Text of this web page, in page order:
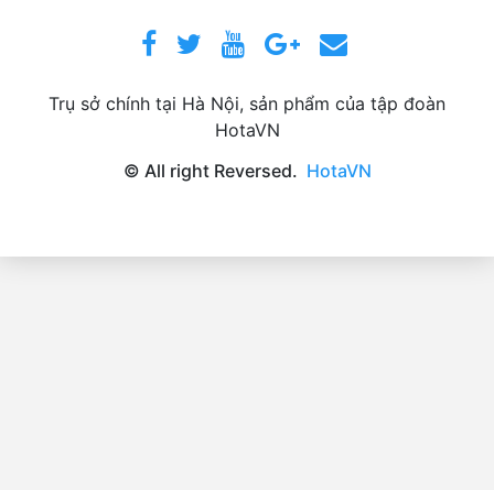
Trụ sở chính tại Hà Nội, sản phẩm của tập đoàn
HotaVN
© All right Reversed. HotaVN